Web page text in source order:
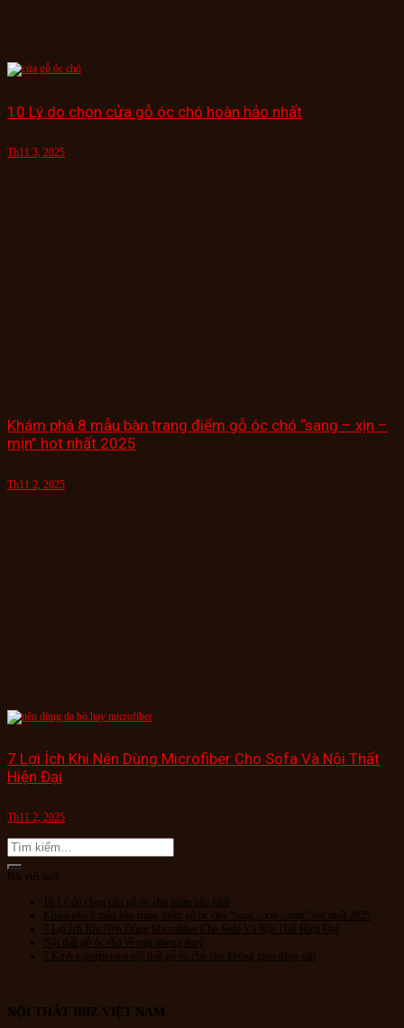
10 Lý do chọn cửa gỗ óc chó hoàn hảo nhất
Th11 3, 2025
Khám phá 8 mẫu bàn trang điểm gỗ óc chó “sang – xịn –
mịn” hot nhất 2025
Th11 2, 2025
7 Lợi Ích Khi Nên Dùng Microfiber Cho Sofa Và Nội Thất
Hiện Đại
Th11 2, 2025
Bài viết mới
10 Lý do chọn cửa gỗ óc chó hoàn hảo nhất
Khám phá 8 mẫu bàn trang điểm gỗ óc chó “sang – xịn – mịn” hot nhất 2025
7 Lợi Ích Khi Nên Dùng Microfiber Cho Sofa Và Nội Thất Hiện Đại
Nội thất gỗ óc chó về mặt phong thuỷ
7 Kinh nghiệm mua nội thất gỗ óc chó cho không gian đẳng cấp
NỘI THẤT IBIZ VIỆT NAM